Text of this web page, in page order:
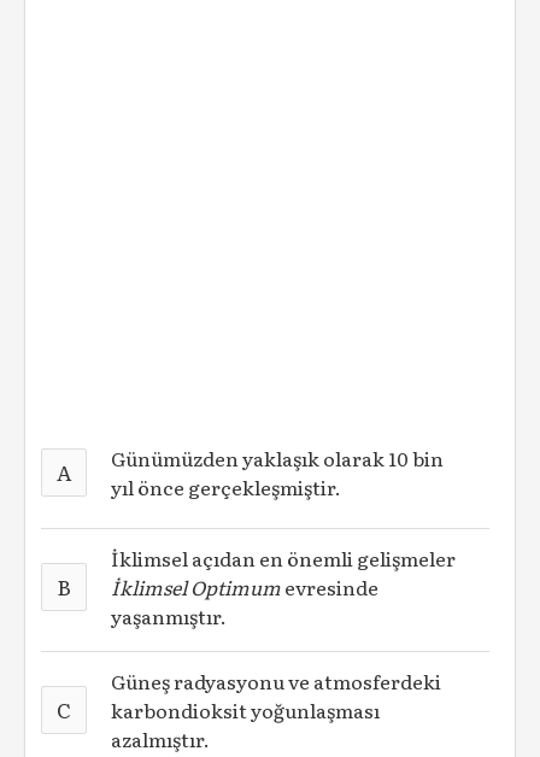
A
Günümüzden yaklaşık olarak 10 bin
yıl önce gerçekleşmiştir.
B
İklimsel açıdan en önemli gelişmeler
İklimsel Optimumevresinde
yaşanmıştır.
C
Güneş radyasyonu ve atmosferdeki
karbondioksit yoğunlaşması
azalmıştır.